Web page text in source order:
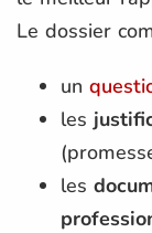
Le dossier
un
les
les